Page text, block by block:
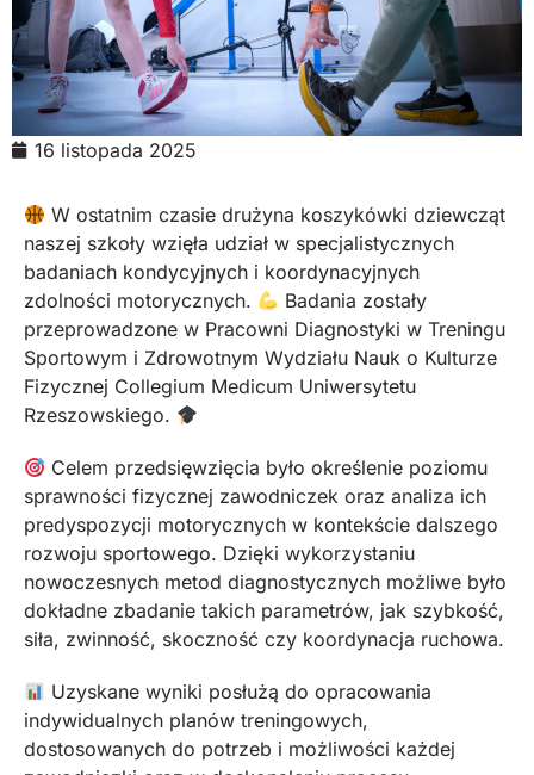
16 listopada 2025
W ostatnim czasie drużyna koszykówki dziewcząt
naszej szkoły wzięła udział w specjalistycznych
badaniach kondycyjnych i koordynacyjnych
zdolności motorycznych.
Badania zostały
przeprowadzone w Pracowni Diagnostyki w Treningu
Sportowym i Zdrowotnym Wydziału Nauk o Kulturze
Fizycznej Collegium Medicum Uniwersytetu
Rzeszowskiego.
Celem przedsięwzięcia było określenie poziomu
sprawności fizycznej zawodniczek oraz analiza ich
predyspozycji motorycznych w kontekście dalszego
rozwoju sportowego. Dzięki wykorzystaniu
nowoczesnych metod diagnostycznych możliwe było
dokładne zbadanie takich parametrów, jak szybkość,
siła, zwinność, skoczność czy koordynacja ruchowa.
Uzyskane wyniki posłużą do opracowania
indywidualnych planów treningowych,
dostosowanych do potrzeb i możliwości każdej